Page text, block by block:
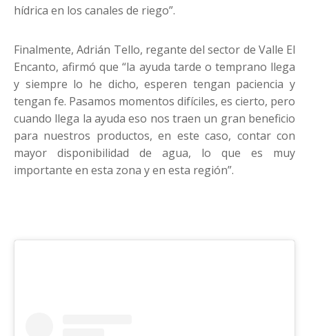
hídrica en los canales de riego”.
Finalmente, Adrián Tello, regante del sector de Valle El
Encanto, afirmó que “la ayuda tarde o temprano llega
y siempre lo he dicho, esperen tengan paciencia y
tengan fe. Pasamos momentos difíciles, es cierto, pero
cuando llega la ayuda eso nos traen un gran beneficio
para nuestros productos, en este caso, contar con
mayor disponibilidad de agua, lo que es muy
importante en esta zona y en esta región”.